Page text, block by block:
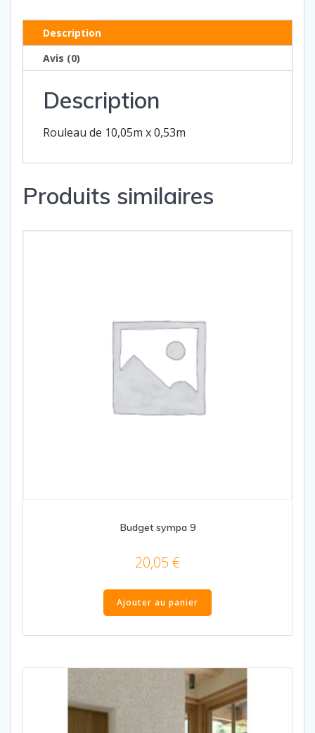
Description
Avis (0)
Description
Rouleau de 10,05m x 0,53m
Produits similaires
Budget sympa 9
20,05 €
Ajouter au panier